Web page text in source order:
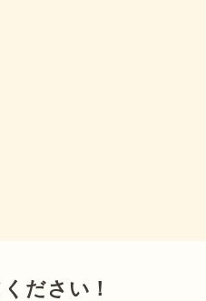
ださい！